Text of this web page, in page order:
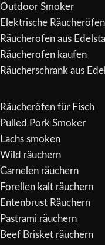
Outdoor Smoker
Elektrische Räucheröfen
Räucherofen aus
Räucherofen kaufen
Räucherschrank aus
Räucheröfen für Fisch
Pulled Pork Smoker
Lachs smoken
Wild räuchern
Garnelen räuchern
Forellen kalt räuchern
Entenbrust Räuchern
Pastrami räuchern
Beef Brisket räuchern